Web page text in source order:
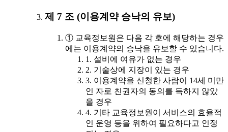
제 7 조 (이용계약 승낙의 유보)
① 교육정보원은 다음 각 호에 해당하는 경우
에는 이용계약의 승낙을 유보할 수 있습니다.
1. 설비에 여유가 없는 경우
2. 기술상에 지장이 있는 경우
3. 이용계약을 신청한 사람이 14세 미만
인 자로 친권자의 동의를 득하지 않았
을 경우
4. 기타 교육정보원이 서비스의 효율적
인 운영 등을 위하여 필요하다고 인정